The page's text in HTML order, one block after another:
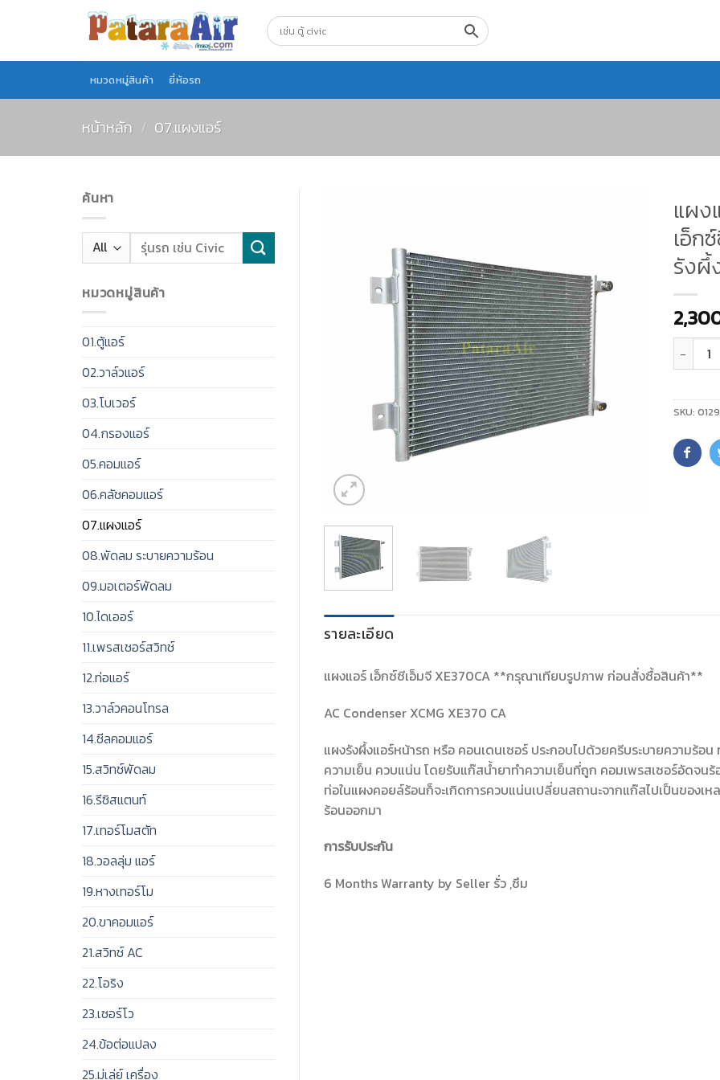
หมวดหมู่สินค้า ยี่ห้อรถ
หน้าหลัก / 07.แผงแอร์
ค้นหา
หมวดหมู่สินค้า
01.ตู้แอร์
02.วาล์วแอร์
03.โบเวอร์
04.กรองแอร์
05.คอมแอร์
06.คลัชคอมแอร์
07.แผงแอร์
08.พัดลม ระบายความร้อน
09.มอเตอร์พัดลม
10.ไดเออร์
11.เพรสเชอร์สวิทช์
12.ท่อแอร์
13.วาล์วคอนโทรล
14.ซีลคอมแอร์
15.สวิทช์พัดลม
16.รีซิสแตนท์
17.เทอร์โมสตัท
18.วอลลุ่ม แอร์
19.หางเทอร์โม
20.ขาคอมแอร์
21.สวิทช์ AC
22.โอริง
23.เซอร์โว
24.ข้อต่อแปลง
25.มู่เล่ย์ เครื่อง
แผง
เอ็ก
รังผึ้
SKU:
รายละเอียด
แผงแอร์ เอ็กซ์ซีเอ็มจี XE370CA **กรุณาเทียบรูปภาพ ก่อนสั่งซื้อสินค้า**
AC Condenser XCMG XE370 CA
แผงรังผึ้งแอร์หน้ารถ หรือ คอนเดนเซอร์ ประกอบไปด้วยครีบระบายความร้อ
ความเย็น ควบแน่น โดยรับแก๊สน้ำยาทำความเย็นที่ถูก คอมเพรสเซอร์อัดจน
ท่อในแผงคอยล์ร้อนก็จะเกิดการควบแน่นเปลี่ยนสถานะจากแก๊สไปเป็นของเห
ร้อนออกมา
การรับประกัน
6 Months Warranty by Seller รั่ว ,ซึม